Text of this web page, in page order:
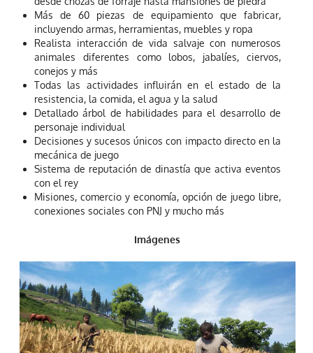
Más de 60 piezas de equipamiento que fabricar,
incluyendo armas, herramientas, muebles y ropa
Realista interacción de vida salvaje con numerosos
animales diferentes como lobos, jabalíes, ciervos,
conejos y más
Todas las actividades influirán en el estado de la
resistencia, la comida, el agua y la salud
Detallado árbol de habilidades para el desarrollo de
personaje individual
Decisiones y sucesos únicos con impacto directo en la
mecánica de juego
Sistema de reputación de dinastía que activa eventos
con el rey
Misiones, comercio y economía, opción de juego libre,
conexiones sociales con PNJ y mucho más
Imágenes